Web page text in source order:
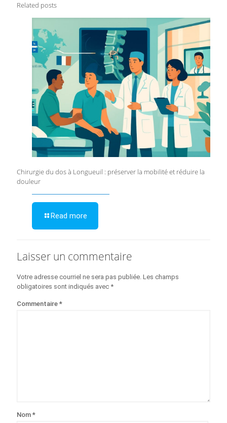
Related posts
Chirurgie du dos à Longueuil : préserver la mobilité et réduire la
douleur
Read more
Laisser un commentaire
Votre adresse courriel ne sera pas publiée. Les champs
obligatoires sont indiqués avec *
Commentaire *
Nom *